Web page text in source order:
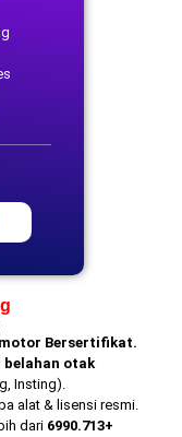
Bersertifikat.
belahan otak
Insting).
alat & lisensi resmi.
dari 6990.713+